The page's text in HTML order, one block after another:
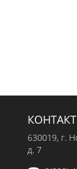
630019, г.
д. 7